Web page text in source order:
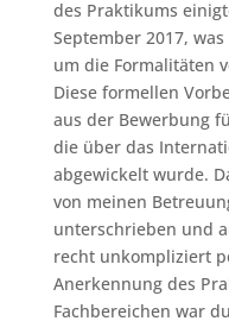
des Praktikums
September 2017,
um die Formalitäten
Diese formellen
aus der Bewerbung
die über das
abgewickelt wurde.
von meinen
unterschrieben und
recht unkompliziert
Anerkennung des
Fachbereichen war